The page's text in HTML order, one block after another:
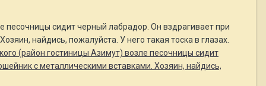
песочницы сидит черный лабрадор. Он вздрагивает при
найдись, пожалуйста. У него такая тоска в глазах.
(район гостиницы Азимут) возле песочницы сидит
с металлическими вставками. Хозяин, найдись,